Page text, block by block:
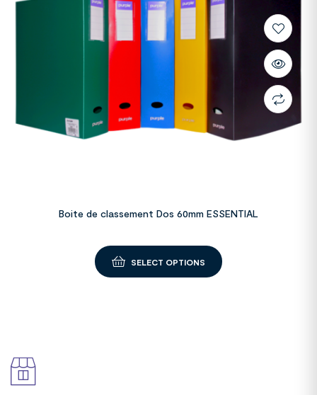
Boite de classement Dos 60mm ESSENTIAL
SELECT OPTIONS